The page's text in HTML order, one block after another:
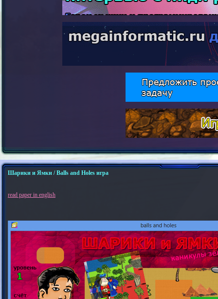
Шарики и Ямки / Balls and Holes игра
read paper in english